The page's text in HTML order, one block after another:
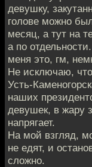
девушку,
голове можно
месяц, а тут на
а по
меня это, гм,
Не исключаю,
Усть-
наших
девушек, в жару
напрягает.
На мой взгляд,
не едят, и
сложно.